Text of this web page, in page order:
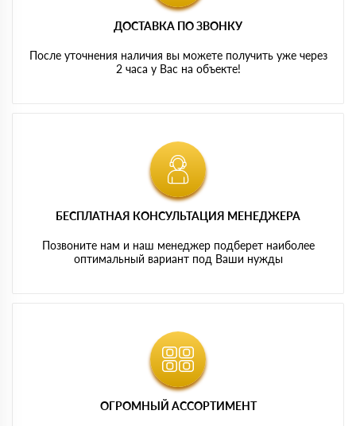
ДОСТАВКА ПО ЗВОНКУ
После уточнения наличия вы можете получить уже через
2 часа у Вас на объекте!
БЕСПЛАТНАЯ КОНСУЛЬТАЦИЯ МЕНЕДЖЕРА
Позвоните нам и наш менеджер подберет наиболее
оптимальный вариант под Ваши нужды
ОГРОМНЫЙ АССОРТИМЕНТ